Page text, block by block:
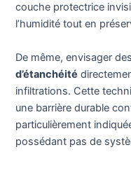
couche protectrice
l’humidité tout en
De même, envisager
d’étanchéité
infiltrations. Cette
une barrière durable
particulièrement
possédant pas de